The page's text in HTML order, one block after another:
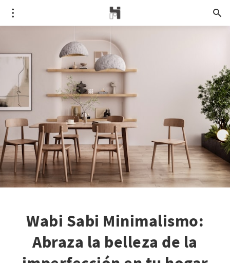
Wabi Sabi Minimalismo:
Abraza la belleza de la